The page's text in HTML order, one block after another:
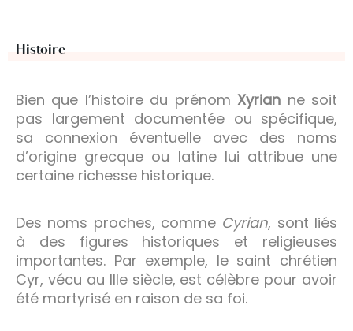
Histoire
Bien que l’histoire du prénom Xyrian ne soit
pas largement documentée ou spécifique,
sa connexion éventuelle avec des noms
d’origine grecque ou latine lui attribue une
certaine richesse historique.
Des noms proches, comme Cyrian, sont liés
à des figures historiques et religieuses
importantes. Par exemple, le saint chrétien
Cyr, vécu au IIIe siècle, est célèbre pour avoir
été martyrisé en raison de sa foi.